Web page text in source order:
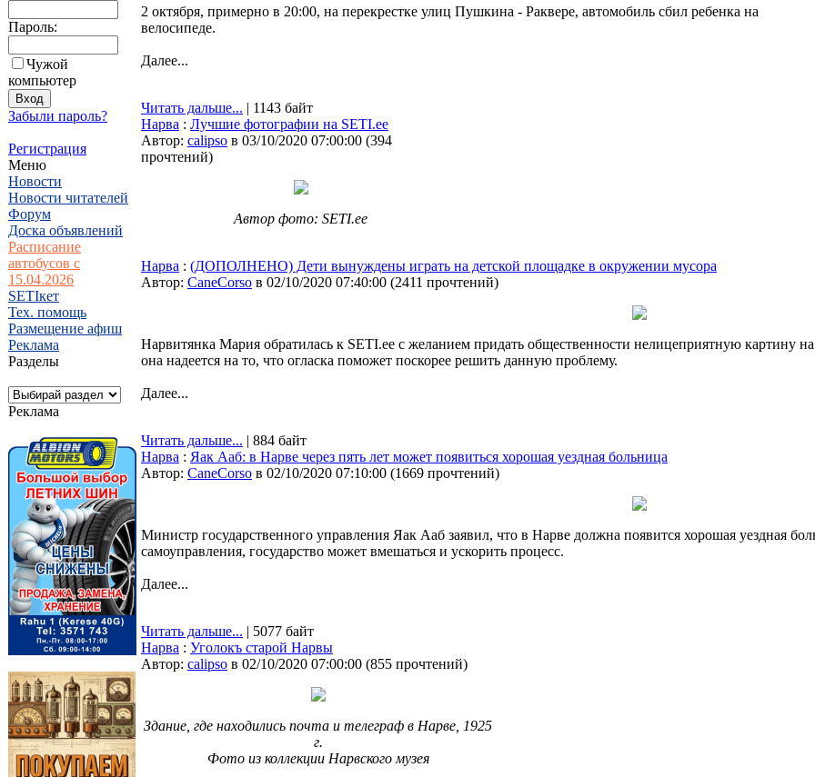
Пароль:
Чужой
компьютер
Забыли пароль?
Регистрация
Меню
Новости
Новости читателей
Форум
Доска объявлений
Расписание
автобусов с
15.04.2026
SETIкет
Тех. помощь
Размещение афиш
Реклама
Разделы
Реклама
2 октября, примерно в 20:00, на перекрестке улиц Пушкина - Раквере, автомобиль сбил ребенка на
велосипеде.
Далее...
Читать дальше... | 1143 байт
Нарва : Лучшие фотографии на SETI.ee
Автор: calipso в 03/10/2020 07:00:00 (394
прочтений)
Автор фото: SETI.ee
Нарва : (ДОПОЛНЕНО) Дети вынуждены играть на детской площадке в окружении мусора
Автор: CaneCorso в 02/10/2020 07:40:00 (2411 прочтений)
Нарвитянка Мария обратилась к SETI.ee с желанием придать общественности нелицеприятную картину
она надеется на то, что огласка поможет поскорее решить данную проблему.
Далее...
Читать дальше... | 884 байт
Нарва : Яак Ааб: в Нарве через пять лет может появиться хорошая уездная больница
Автор: CaneCorso в 02/10/2020 07:10:00 (1669 прочтений)
Министр государственного управления Яак Ааб заявил, что в Нарве должна появится хорошая уездная
самоуправления, государство может вмешаться и ускорить процесс.
Далее...
Читать дальше... | 5077 байт
Нарва : Уголокъ старой Нарвы
Автор: calipso в 02/10/2020 07:00:00 (855 прочтений)
Здание, где находились почта и телеграф в Нарве, 1925
г.
Фото из коллекции Нарвского музея